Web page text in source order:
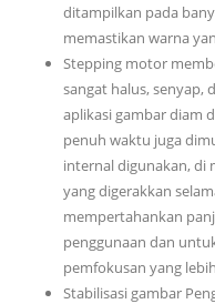
ditampilkan pada
memastikan warna
Stepping motor
sangat halus, senyap,
aplikasi gambar diam
penuh waktu juga
internal digunakan, di
yang digerakkan
mempertahankan
penggunaan dan
pemfokusan yang
Stabilisasi gambar